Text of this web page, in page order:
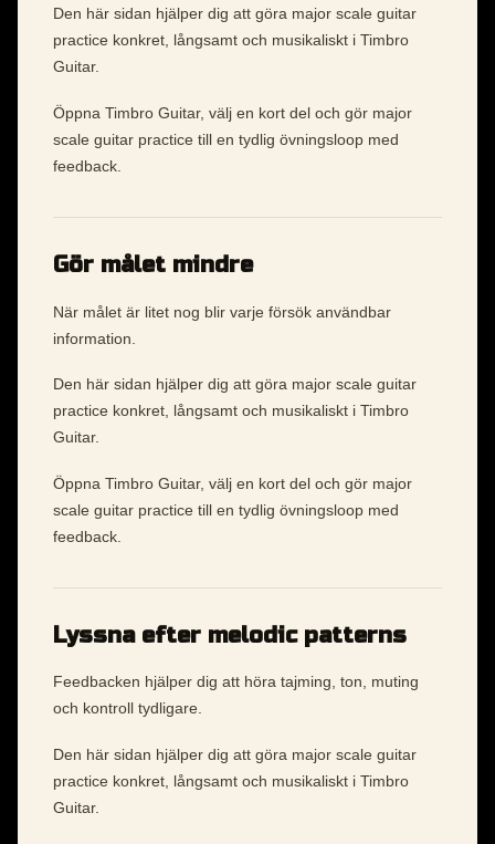
Den här sidan hjälper dig att göra major scale guitar
practice konkret, långsamt och musikaliskt i Timbro
Guitar.
Öppna Timbro Guitar, välj en kort del och gör major
scale guitar practice till en tydlig övningsloop med
feedback.
Gör målet mindre
När målet är litet nog blir varje försök användbar
information.
Den här sidan hjälper dig att göra major scale guitar
practice konkret, långsamt och musikaliskt i Timbro
Guitar.
Öppna Timbro Guitar, välj en kort del och gör major
scale guitar practice till en tydlig övningsloop med
feedback.
Lyssna efter melodic patterns
Feedbacken hjälper dig att höra tajming, ton, muting
och kontroll tydligare.
Den här sidan hjälper dig att göra major scale guitar
practice konkret, långsamt och musikaliskt i Timbro
Guitar.